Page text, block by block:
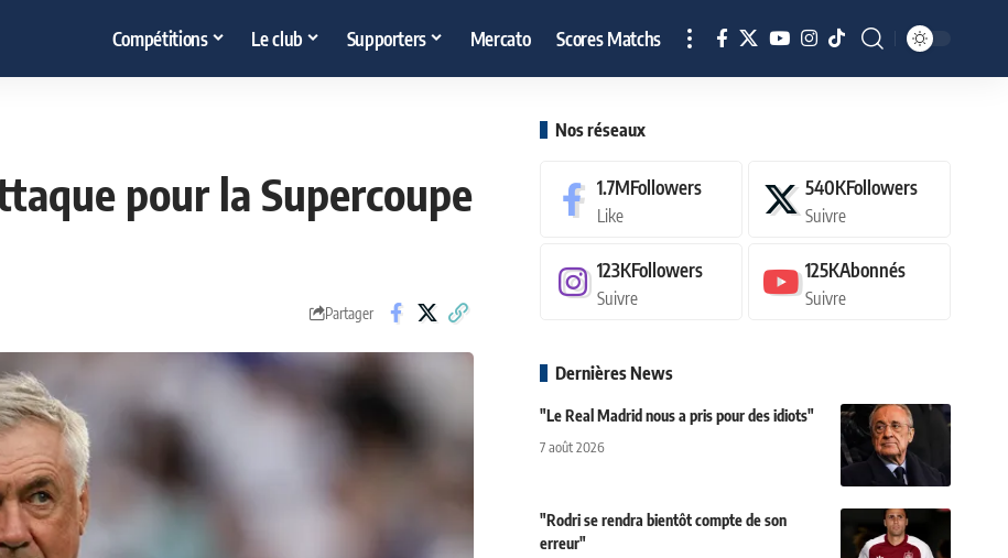
Compétitions Le club Supporters Mercato Scores Matchs
pour la Supercoupe
Partager
Nos réseaux
1.7MFollowers
Like
540KFollowers
Suivre
123KFollowers
Suivre
125KAbonnés
Suivre
Dernières News
"Le Real Madrid nous a pris pour des idiots"
7 août 2026
"Rodri se rendra bientôt compte de son
erreur"